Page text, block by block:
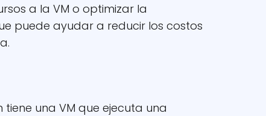
a la VM o optimizar la
puede ayudar a reducir los costos
una VM que ejecuta una